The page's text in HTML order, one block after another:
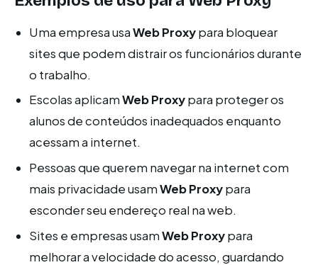
Uma empresa usaWeb Proxypara bloquear
sites que podem distrair os funcionários durante
o trabalho.
Escolas aplicamWeb Proxypara proteger os
alunos de conteúdos inadequados enquanto
acessam a internet.
Pessoas que querem navegar na internet com
mais privacidade usamWeb Proxypara
esconder seu endereço real na web.
Sites e empresas usamWeb Proxypara
melhorar a velocidade do acesso, guardando